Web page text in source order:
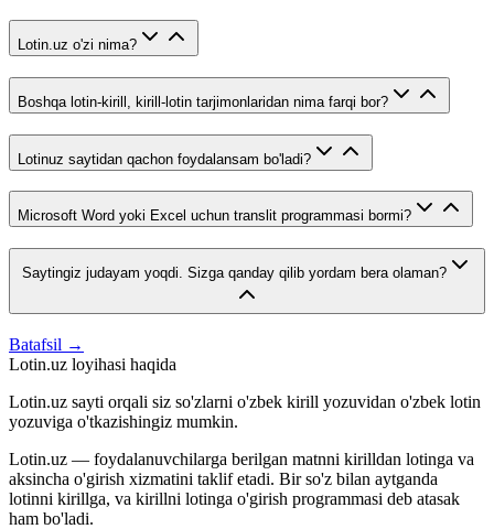
Lotin.uz o'zi nima?
Boshqa lotin-kirill, kirill-lotin tarjimonlaridan nima farqi bor?
Lotinuz saytidan qachon foydalansam bo'ladi?
Microsoft Word yoki Excel uchun translit programmasi bormi?
Saytingiz judayam yoqdi. Sizga qanday qilib yordam bera olaman?
Batafsil →
Lotin.uz loyihasi haqida
Lotin.uz sayti orqali siz so'zlarni o'zbek kirill yozuvidan o'zbek lotin
yozuviga o'tkazishingiz mumkin.
Lotin.uz — foydalanuvchilarga berilgan matnni kirilldan lotinga va
aksincha o'girish xizmatini taklif etadi. Bir so'z bilan aytganda
lotinni kirillga, va kirillni lotinga o'girish programmasi deb atasak
ham bo'ladi.